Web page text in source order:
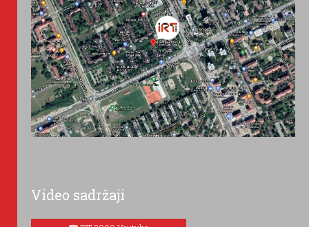
Video sadržaji